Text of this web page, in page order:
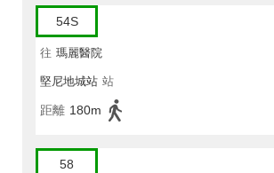
54S
往 瑪麗醫院
堅尼地城站 站
距離 180m
58